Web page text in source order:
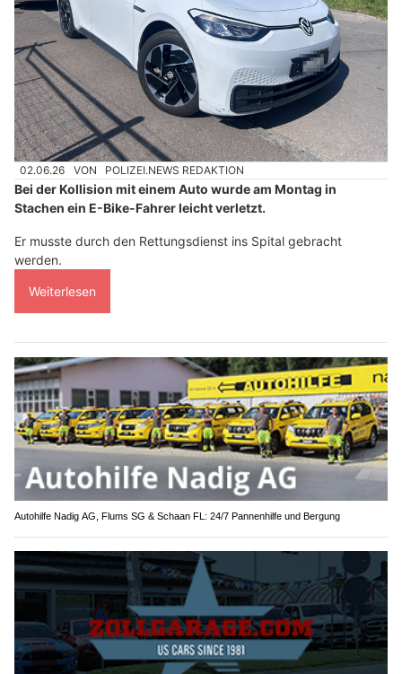
02.06.26 VON POLIZEI.NEWS REDAKTION
Bei der Kollision mit einem Auto wurde am Montag in
Stachen ein E-Bike-Fahrer leicht verletzt.
Er musste durch den Rettungsdienst ins Spital gebracht
werden.
Weiterlesen
Autohilfe Nadig AG, Flums SG & Schaan FL: 24/7 Pannenhilfe und Bergung